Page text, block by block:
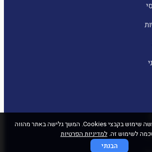
לידיעתך, באתר זה נעשה שימוש בקבצי Cookies. המשך גלישה באתר מהווה
לשימוש זה.למדיניות הפרטיות
הבנתי